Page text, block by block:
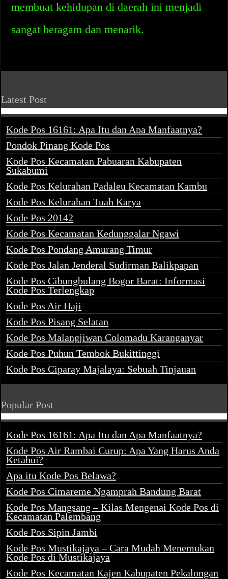
membuat kehidupan di daerah ini menjadi
sangat beragam dan menarik.
Latest Post
Kode Pos 16161: Apa Itu dan Apa Manfaatnya?
Pondok Pinang Kode Pos
Kode Pos Kecamatan Pabuaran Kabupaten
Sukabumi
Kode Pos Kelurahan Padaleu Kecamatan Kambu
Kode Pos Kelurahan Tuah Karya
Kode Pos 20142
Kode Pos Kecamatan Kedunggalar Ngawi
Kode Pos Pondang Amurang Timur
Kode Pos Jalan Jenderal Sudirman Balikpapan
Kode Pos Cibungbulang Bogor Barat: Informasi
Kode Pos Terlengkap
Kode Pos Air Haji
Kode Pos Pisang Selatan
Kode Pos Malangjiwan Colomadu Karanganyar
Kode Pos Puhun Tembok Bukittinggi
Kode Pos Ciparay Majalaya: Sebuah Tinjauan
Popular Post
Kode Pos 16161: Apa Itu dan Apa Manfaatnya?
Kode Pos Air Rambai Curup: Apa Yang Harus Anda
Ketahui?
Apa itu Kode Pos Belawa?
Kode Pos Cimareme Ngamprah Bandung Barat
Kode Pos Mangsang – Kilas Mengenai Kode Pos di
Kecamatan Palembang
Kode Pos Sipin Jambi
Kode Pos Mustikajaya – Cara Mudah Menemukan
Kode Pos di Mustikajaya
Kode Pos Kecamatan Kajen Kabupaten Pekalongan